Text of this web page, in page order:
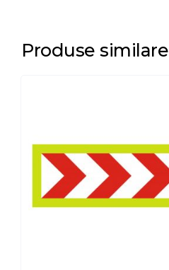
Produse similare